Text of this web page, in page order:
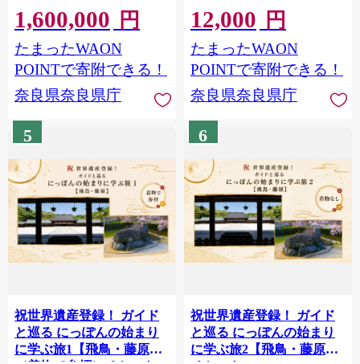
1,600,000 円
たまったWAON
POINTで寄附できる！
奈良県奈良県庁
贈り物 ギフト 油あげ セッ
ト 詰合せ 奈良県
12,000 円
たまったWAON
POINTで寄附できる！
奈良県奈良県庁
5
祝世界遺産登録！ ガイド
と巡る にっぽんの始まり
に学ぶ旅1【飛鳥・藤原】
6
祝世界遺産登録！ ガイド
と巡る にっぽんの始まり
に学ぶ旅2【飛鳥・藤原】